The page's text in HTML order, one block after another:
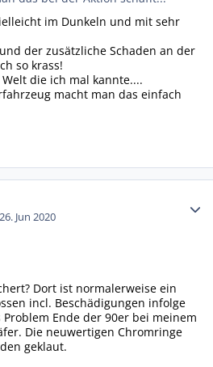
im Dunkeln und mit sehr
der zusätzliche Schaden an der
so krass!
die ich mal kannte....
macht man das einfach
26. Jun 2020
Dort ist normalerweise ein
incl. Beschädigungen infolge
Ende der 90er bei meinem
Die neuwertigen Chromringe
geklaut.